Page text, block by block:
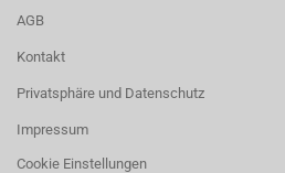
AGB
Kontakt
Privatsphäre und Datenschutz
Impressum
Cookie Einstellungen